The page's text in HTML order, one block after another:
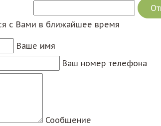
с Вами в ближайшее время
Ваше имя
Ваш номер телефона
Сообщение